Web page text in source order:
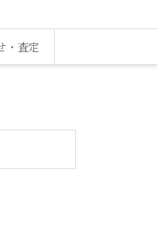
・査定